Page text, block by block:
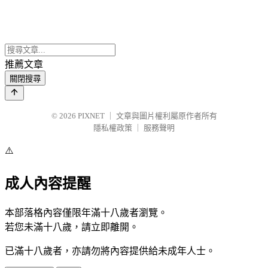
推薦文章
關閉搜尋
© 2026 PIXNET
文章與圖片權利屬原作者所有
隱私權政策
服務聲明
⚠️
成人內容提醒
本部落格內容僅限年滿十八歲者瀏覽。
若您未滿十八歲，請立即離開。
已滿十八歲者，亦請勿將內容提供給未成年人士。